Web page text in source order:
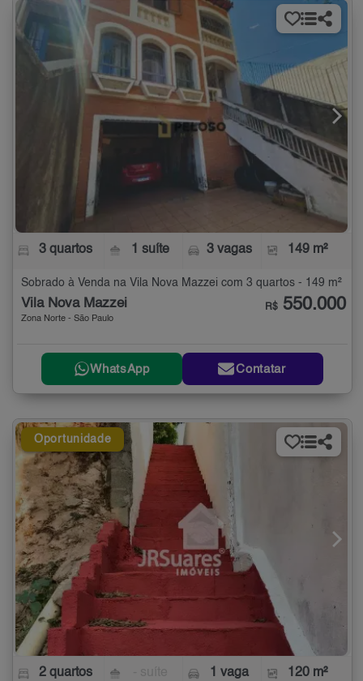
3 quartos 1 suíte 3 vagas 149 m²
Sobrado à Venda na Vila Nova Mazzei com 3 quartos - 149 m²
Vila Nova Mazzei
Zona Norte - São Paulo
R$ 550.000
WhatsApp Contatar
Oportunidade
2 quartos 1 vaga 120 m²